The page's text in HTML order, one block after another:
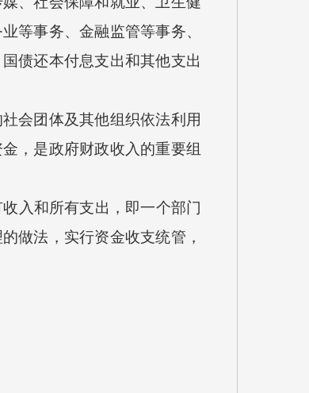
等事务、金融监管等事务、
债还本付息支出和其他支出
会团体及其他组织依法利用
，是政府财政收入的重要组
入和所有支出，即一个部门
做法，实行资金收支统管，